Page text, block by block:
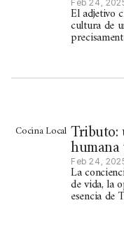
Feb 24,
El adjetivo
cultura de
Cocina Local Tributo:
Feb 24,
La
de vida, la
esencia de